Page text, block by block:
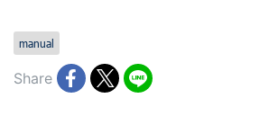
manual
Share